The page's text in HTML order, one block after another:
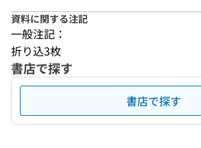
資料に関する注記
一般注記：
折り込3枚
書店で探す
書店で探す